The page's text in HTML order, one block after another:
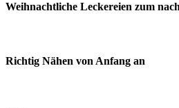
Weihnachtliche Leckereien zum
Richtig Nähen von Anfang an